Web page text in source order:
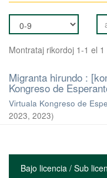
Montrataj rikordoj 1-1 el 1
Migranta hirundo :
Kongreso de
Virtuala Kongreso de
2023, 2023)
Bajo licencia / Sub